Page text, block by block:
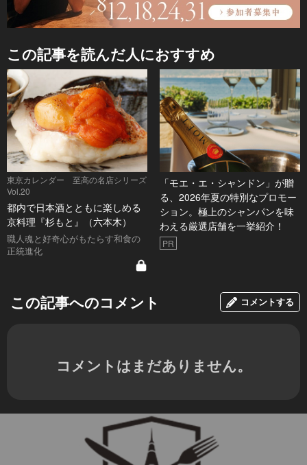
この記事を読んだ人におすすめ
東京カレンダー 至高の名店シリーズ
Vol.20
都内で日本酒とともに楽しめる
京料理『杉もと』（六本木）
職人魂と好奇心がもたらす和食の
正統進化
「モエ・エ・シャンドン」が贈
る、2026年夏の特別なプロモー
ション。極上のシャンパンを味
わえる厳選店舗を一挙紹介！
PR
この記事へのコメント コメントする
コメントはまだありません。